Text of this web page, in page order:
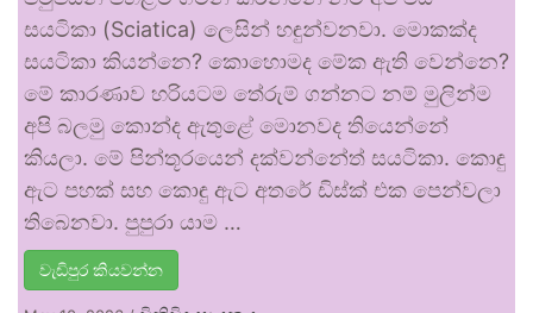
සයටිකා (Sciatica) ලෙසින් හඳුන්වනවා. මොකක්ද
සයටිකා කියන්නෙ? කොහොමද මේක ඇති වෙන්නෙ?
මේ කාරණාව හරියටම තේරුම් ගන්නට නම් මුලින්ම
අපි බලමු කොන්ද ඇතුළේ මොනවද තියෙන්නේ
කියලා. මේ පින්තූරයෙන් දක්වන්නේත් සයටිකා. කොඳු
ඇට පහක් සහ කොඳු ඇට අතරේ ඩිස්ක් එක පෙන්වලා
තිබෙනවා. පුපුරා යාම …
වැඩිපුර කියවන්න